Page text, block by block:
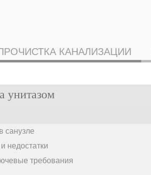
КАНАЛИЗАЦИИ
унитазом
санузле
недостатки
требования